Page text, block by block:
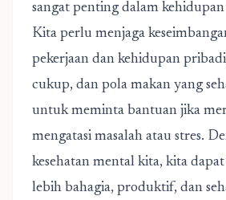
sangat penting dalam
Kita perlu menjaga
pekerjaan dan kehidupan
cukup, dan pola makan yang
untuk meminta bantuan jika
mengatasi masalah atau stres.
kesehatan mental kita, kita
lebih bahagia, produktif, dan